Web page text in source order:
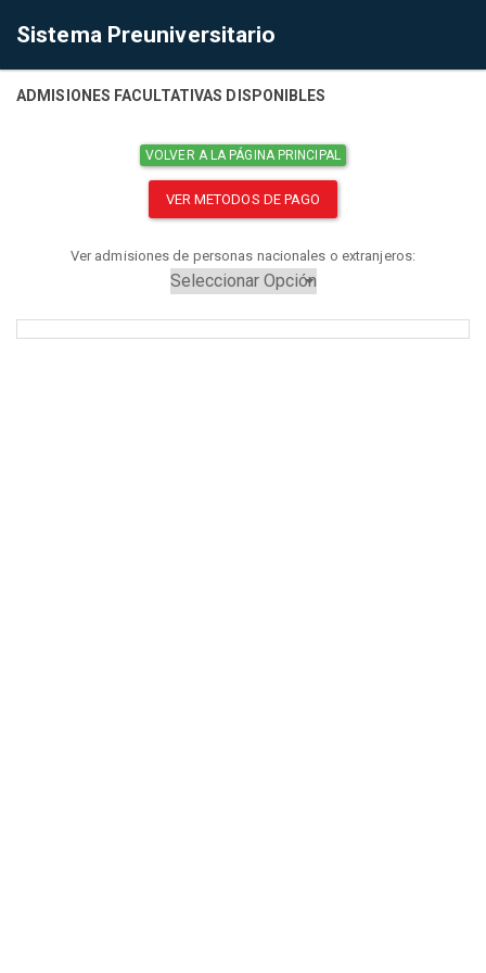
Sistema Preuniversitario
ADMISIONES FACULTATIVAS DISPONIBLES
VOLVER A LA PÁGINA PRINCIPAL
VER METODOS DE PAGO
Ver admisiones de personas nacionales o extranjeros: